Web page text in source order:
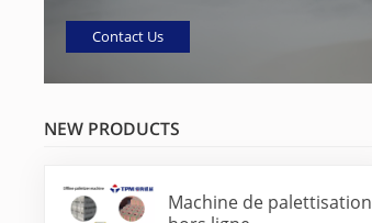
Contact Us
NEW PRODUCTS
Machine de palettisation